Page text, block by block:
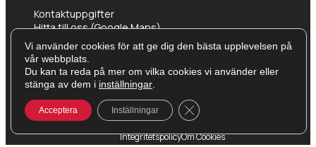
Kontaktuppgifter
Hitta till oss (Google Maps)
IntegritetspolicyOm Cookies
Vi använder cookies för att ge dig den bästa upplevelsen på
vår webbplats.
Du kan ta reda på mer om vilka cookies vi använder eller
stänga av dem i inställningar
Acceptera Inställningar Close GDPR Cookie Banner